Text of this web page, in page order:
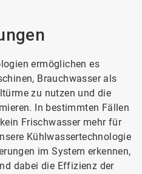
ermöglichen es
Brauchwasser als
zu nutzen und die
In bestimmten Fällen
Frischwasser mehr für
Kühlwassertechnologie
im System erkennen,
dabei die Effizienz der